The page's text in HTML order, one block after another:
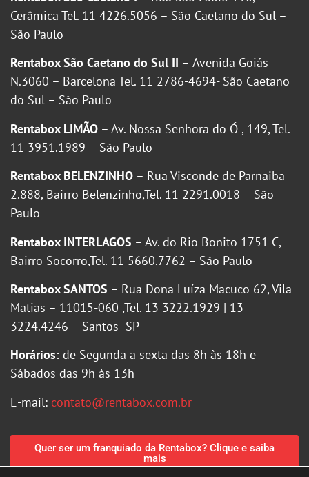
Cerâmica Tel. 11 4226.5056 – São Caetano do Sul –
São Paulo
Rentabox São Caetano do Sul II – Avenida Goiás
N.3060 – Barcelona Tel. 11 2786-4694- São Caetano
do Sul – São Paulo
Rentabox LIMÃO – Av. Nossa Senhora do Ó , 149, Tel.
11 3951.1989 – São Paulo
Rentabox BELENZINHO – Rua Visconde de Parnaiba
2.888, Bairro Belenzinho,Tel. 11 2291.0018 – São
Paulo
Rentabox INTERLAGOS – Av. do Rio Bonito 1751 C,
Bairro Socorro,Tel. 11 5660.7762 – São Paulo
Rentabox SANTOS – Rua Dona Luíza Macuco 62, Vila
Matias – 11015-060 ,Tel. 13 3222.1929 | 13
3224.4246 – Santos -SP
Horários: de Segunda a sexta das 8h às 18h e
Sábados das 9h às 13h
E-mail: contato@rentabox.com.br
Quer ser um franquiado da Rentabox? Clique e saiba
mais